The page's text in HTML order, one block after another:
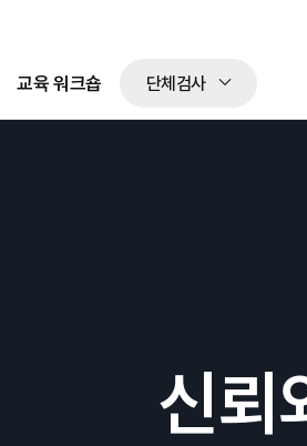
교육 워크숍 단체검사
신뢰